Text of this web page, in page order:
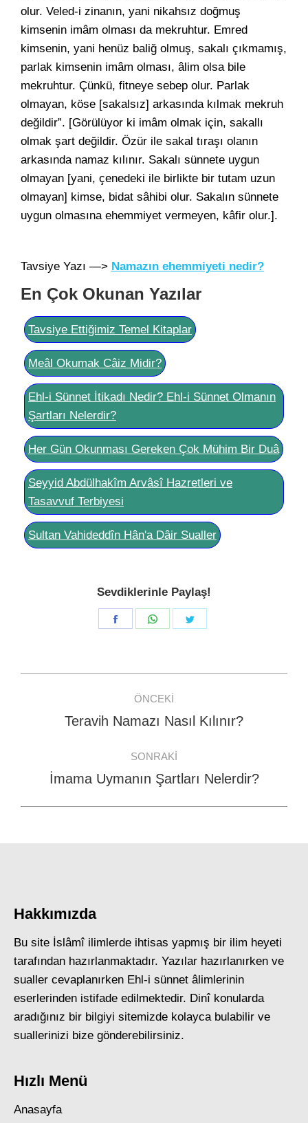
olur. Veled-i zinanın, yani nikahsız doğmuş
kimsenin imâm olması da mekruhtur. Emred
kimsenin, yani henüz baliğ olmuş, sakalı çıkmamış,
parlak kimsenin imâm olması, âlim olsa bile
mekruhtur. Çünkü, fitneye sebep olur. Parlak
olmayan, köse [sakalsız] arkasında kılmak mekruh
değildir”. [Görülüyor ki imâm olmak için, sakallı
olmak şart değildir. Özür ile sakal tıraşı olanın
arkasında namaz kılınır. Sakalı sünnete uygun
olmayan [yani, çenedeki ile birlikte bir tutam uzun
olmayan] kimse, bidat sâhibi olur. Sakalın sünnete
uygun olmasına ehemmiyet vermeyen, kâfir olur.].
Tavsiye Yazı —> Namazın ehemmiyeti nedir?
En Çok Okunan Yazılar
Tavsiye Ettiğimiz Temel Kitaplar
Meâl Okumak Câiz Midir?
Ehl-i Sünnet İtikadı Nedir? Ehl-i Sünnet Olmanın
Şartları Nelerdir?
Her Gün Okunması Gereken Çok Mühim Bir Duâ
Seyyid Abdülhakîm Arvâsî Hazretleri ve
Tasavvuf Terbiyesi
Sultan Vahideddîn Hân'a Dâir Sualler
Sevdiklerinle Paylaş!
Share
Share
navigation
ÖNCEKI
Previous
Teravih Namazı Nasıl Kılınır?
SONRAKI
Next
İmama Uymanın Şartları Nelerdir?
Hakkımızda
Bu site İslâmî ilimlerde ihtisas yapmış bir ilim heyeti
tarafından hazırlanmaktadır. Yazılar hazırlanırken ve
sualler cevaplanırken Ehl-i sünnet âlimlerinin
eserlerinden istifade edilmektedir. Dinî konularda
aradığınız bir bilgiyi sitemizde kolayca bulabilir ve
suallerinizi bize gönderebilirsiniz.
Hızlı Menü
Anasayfa